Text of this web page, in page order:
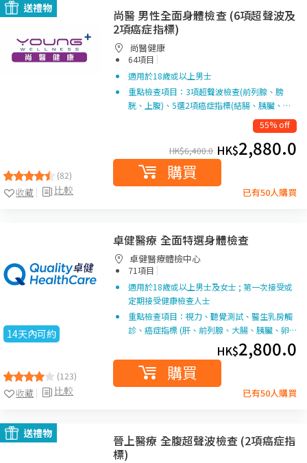
送禮物
(82)
比較
收藏
尚醫 男性全面身體檢查 (6項超聲波及
2項癌症指標)
尚醫健康
64項目 |
適用於18歲或以上男士
重點檢查項目：3項超聲波檢查(前列腺、膀
胱、上腹)、5選2項癌症指標(結腸、胰臟、…
55% off
HK$6,400.0 HK$2,880.0
購買
已有50人購買
14天內可約
(123)
比較
收藏
卓健醫療 全面特選身體檢查
卓健醫療體檢中心
71項目 |
適用於18歲或以上男士及女士 ; 第一次接受或
定期接受健康檢查人士
重點檢查項目：視力、聽覺測試、醫生乳房觸
診、癌症指標 (肝、前列腺、大腸、胰臟、卵…
HK$2,800.0
購買
已有50人購買
送禮物
晉上醫療 全腹超聲波檢查 (2項癌症指
標)